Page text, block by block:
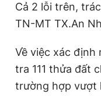
Cả 2 lỗi trên,
TN-MT TX.An
Về việc xác định
tra 111 thửa đất
trường hợp vượt